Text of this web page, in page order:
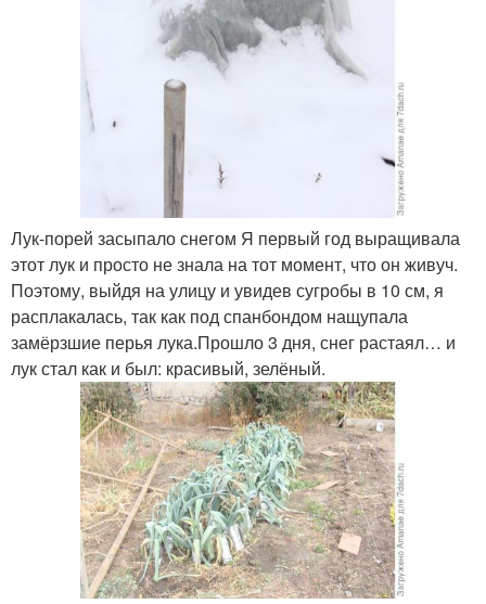
Лук-порей засыпало снегом Я первый год выращивала
этот лук и просто не знала на тот момент, что он живуч.
Поэтому, выйдя на улицу и увидев сугробы в 10 см, я
расплакалась, так как под спанбондом нащупала
замёрзшие перья лука.Прошло 3 дня, снег растаял… и
лук стал как и был: красивый, зелёный.